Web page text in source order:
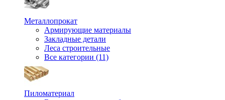
Металлопрокат
Армирующие материалы
Закладные детали
Леса строительные
Все категории (11)
Пиломатериал